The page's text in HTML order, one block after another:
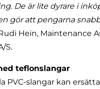
De är lite dyrare i
gör att pengarna
Hein, Maintenance
S.
teflonslangar
PVC-slangar kan